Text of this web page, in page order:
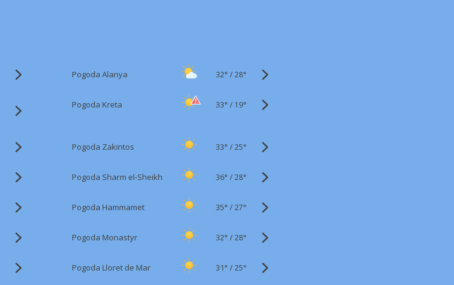
Pogoda Alanya 32° /28°
Pogoda Kreta 33° / 19°
Pogoda Zakintos 33° /25°
Pogoda Sharm el-Sheikh 36° /28°
Pogoda Hammamet 35° /27°
Pogoda Monastyr 32° /28°
Pogoda Lloret de Mar 31° /25°